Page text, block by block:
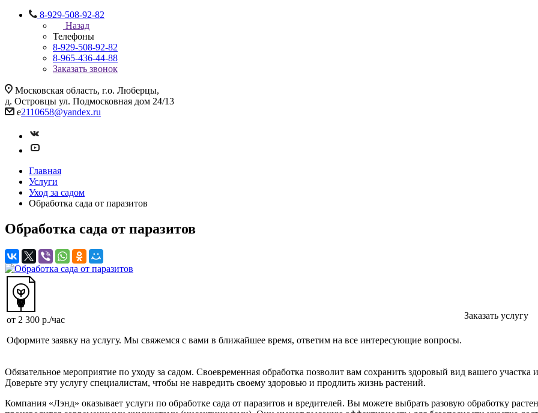
8-929-508-92-82
Назад
Телефоны
8-929-508-92-82
8-965-436-44-88
Заказать звонок
Московская область, г.о. Люберцы,
д. Островцы ул. Подмосковная дом 24/13
e2110658@yandex.ru
Главная
Услуги
Уход за садом
Обработка сада от паразитов
Обработка сада от паразитов
от 2 300 р./час
Оформите заявку на услугу. Мы свяжемся с вами в ближайшее время, ответим на все интересующие вопросы.
Заказать услугу
Обязательное мероприятие по уходу за садом. Своевременная обработка позволит вам сохранить здоровый вид вашего
Доверьте эту услугу специалистам, чтобы не навредить своему здоровью и продлить жизнь растений.
Компания «Лэнд» оказывает услуги по обработке сада от паразитов и вредителей. Вы можете выбрать разовую обработку